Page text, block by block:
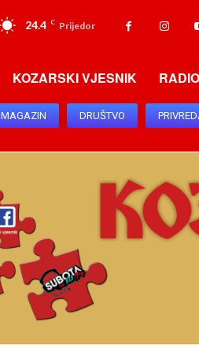
24.4 C Prijedor
KOZARSKI VJESNIK
MAGAZIN DRUŠTVO